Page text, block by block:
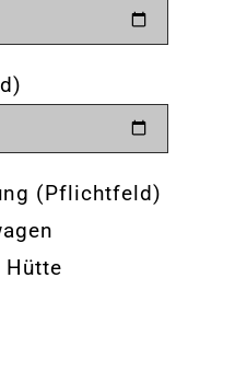
(Pflichtfeld)
Hütte